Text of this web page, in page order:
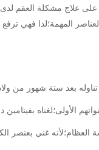
على علاج مشكلة العقم
المهمة؛لذا فهي
بعد ستة شهور من
بفيتامين د
غني بعنصر